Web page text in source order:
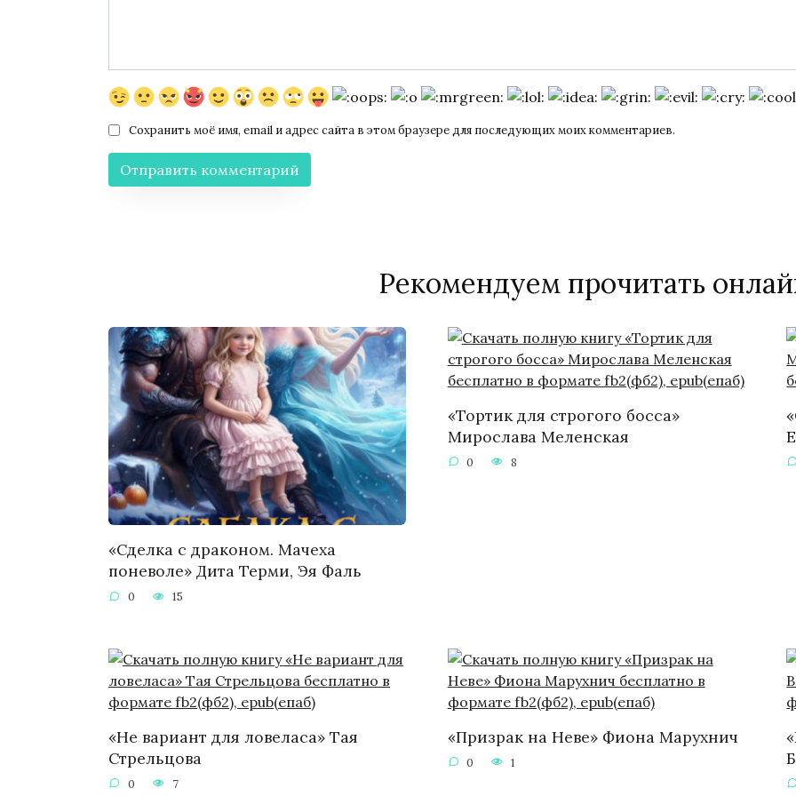
Сохранить моё имя, email и адрес сайта в этом браузере для последующих моих комментариев.
Рекомендуем прочитать
«Сделка с драконом. Мачеха
поневоле» Дита Терми, Эя Фаль
0 15
«Тортик для строгого босса»
Мирослава Меленская
0 8
«Не вариант для ловеласа» Тая
Стрельцова
0 7
«Призрак на Неве» Фиона Марухнич
0 1